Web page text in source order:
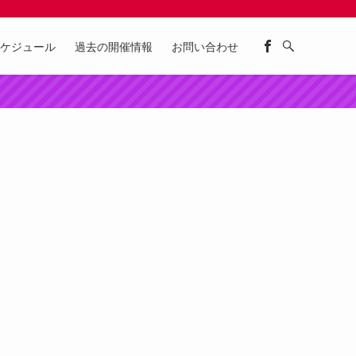
ジュール 過去の開催情報 お問い合わせ